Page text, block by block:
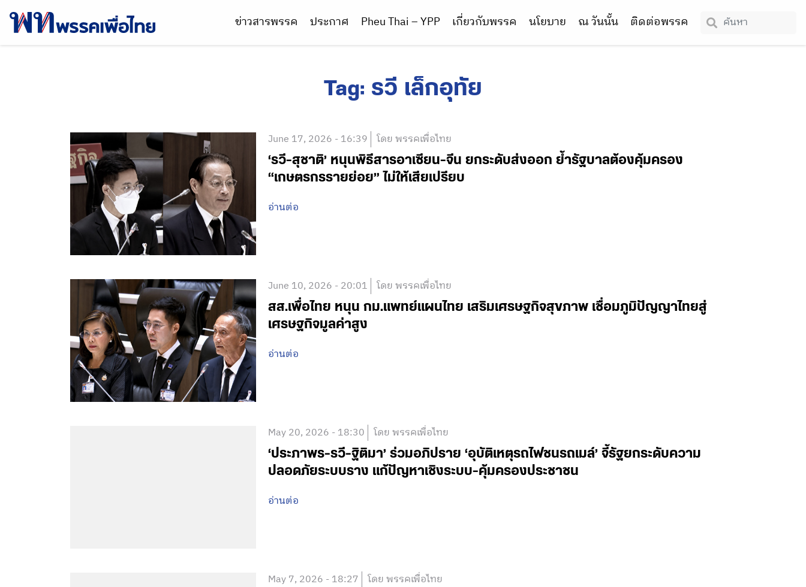
ข่าวสารพรรค ประกาศ Pheu Thai – YPP เกี่ยวกับพรรค นโยบาย ณ วันนั้น ติดต่อพรรค
Tag: รวี เล็กอุทัย
June 17, 2026 - 16:39 โดย พรรคเพื่อไทย
‘รวี-สุชาติ’ หนุนพิธีสารอาเซียน-จีน ยกระดับส่งออก ย้ำรัฐบาลต้องคุ้มครอง
“เกษตรกรรายย่อย” ไม่ให้เสียเปรียบ
อ่านต่อ
June 10, 2026 - 20:01 โดย พรรคเพื่อไทย
สส.เพื่อไทย หนุน กม.แพทย์แผนไทย เสริมเศรษฐกิจสุขภาพ เชื่อมภูมิปัญญาไทยสู่
เศรษฐกิจมูลค่าสูง
อ่านต่อ
May 20, 2026 - 18:30 โดย พรรคเพื่อไทย
‘ประภาพร-รวี-ฐิติมา’ ร่วมอภิปราย ‘อุบัติเหตุรถไฟชนรถเมล์’ จี้รัฐยกระดับความ
ปลอดภัยระบบราง แก้ปัญหาเชิงระบบ-คุ้มครองประชาชน
อ่านต่อ
May 7, 2026 - 18:27 โดย พรรคเพื่อไทย